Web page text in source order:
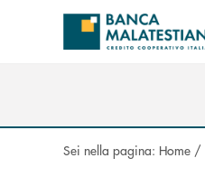
Salta al contenuto principale
Sei nella pagina: Home /